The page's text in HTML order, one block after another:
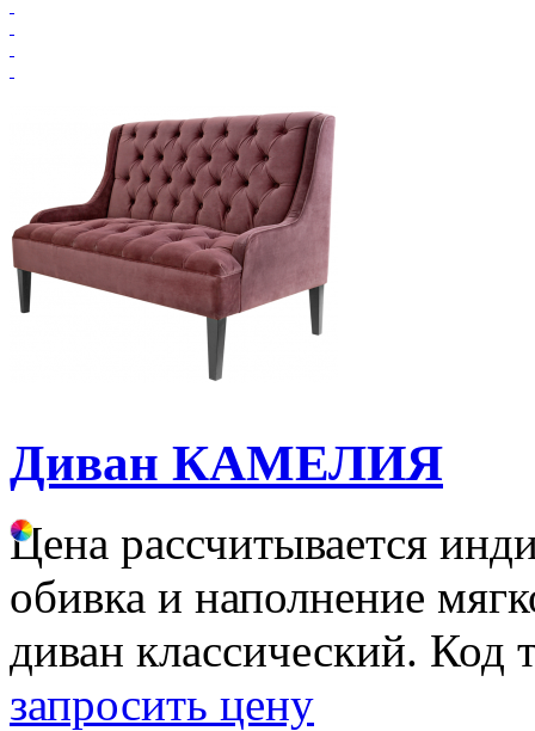
Диван КАМЕЛИЯ
Цена рассчитывается
обивка и наполнение
диван классический. Код
запросить цену